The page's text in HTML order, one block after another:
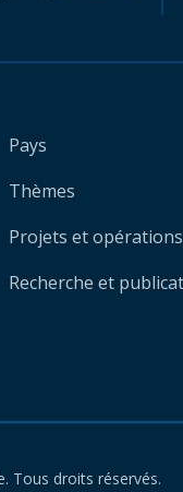
Pays
Thèmes
Projets et opérations
Recherche et
Tous droits réservés.